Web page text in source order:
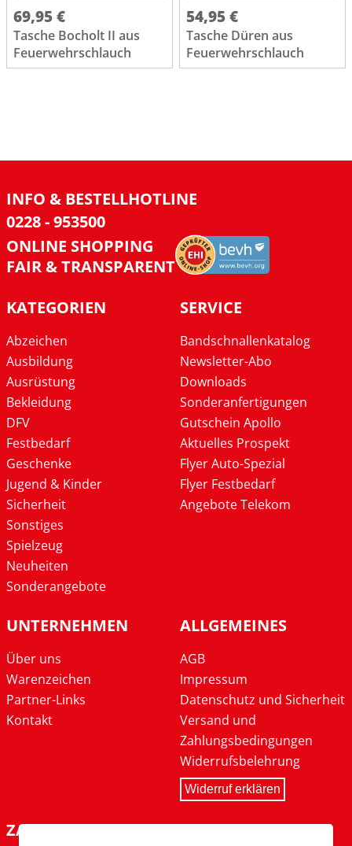
69,95 €
Tasche Bocholt II aus
Feuerwehrschlauch
54,95 €
Tasche Düren aus
Feuerwehrschlauch
INFO & BESTELLHOTLINE
0228 - 953500
ONLINE SHOPPING
FAIR & TRANSPARENT
KATEGORIEN
Abzeichen
Ausbildung
Ausrüstung
Bekleidung
DFV
Festbedarf
Geschenke
Jugend & Kinder
Sicherheit
Sonstiges
Spielzeug
Neuheiten
Sonderangebote
SERVICE
Bandschnallenkatalog
Newsletter-Abo
Downloads
Sonderanfertigungen
Gutschein Apollo
Aktuelles Prospekt
Flyer Auto-Spezial
Flyer Festbedarf
Angebote Telekom
UNTERNEHMEN
Über uns
Warenzeichen
Partner-Links
Kontakt
ALLGEMEINES
AGB
Impressum
Datenschutz und Sicherheit
Versand und
Zahlungsbedingungen
Widerrufsbelehrung
Widerruf erklären
ZAHLARTEN